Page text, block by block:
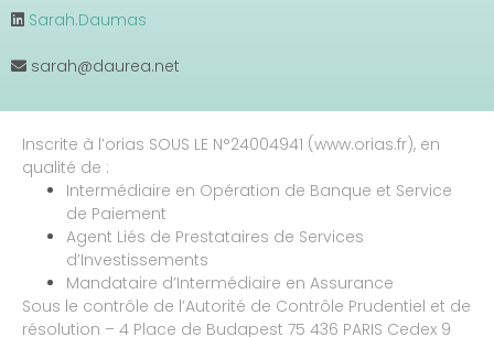
Sarah.Daumas
sarah@daurea.net
Inscrite à l’orias SOUS LE N°24004941 (www.orias.fr), en
qualité de :
Intermédiaire en Opération de Banque et Service
de Paiement
Agent Liés de Prestataires de Services
d’Investissements
Mandataire d’Intermédiaire en Assurance
Sous le contrôle de l’Autorité de Contrôle Prudentiel et de
résolution – 4 Place de Budapest 75 436 PARIS Cedex 9